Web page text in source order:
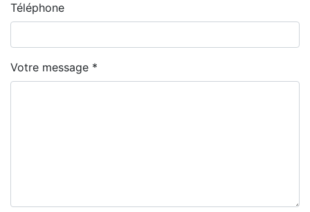
Téléphone
Votre message *